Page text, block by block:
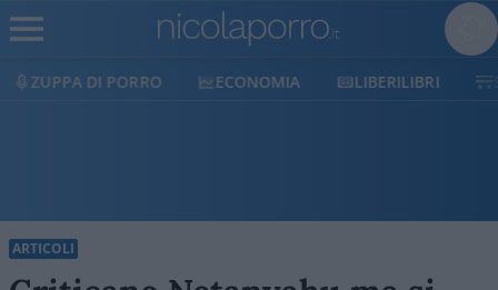
ECONOMIA LIBERILIBRI SHOP SOSTIENICI
ARTICOLI